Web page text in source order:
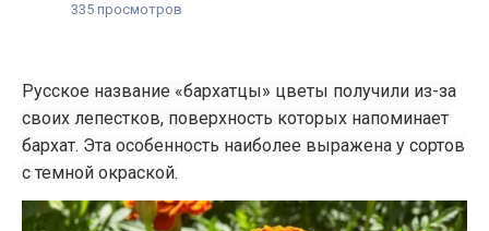
335 просмотров
Русское название «бархатцы» цветы получили из-за
своих лепестков, поверхность которых напоминает
бархат. Эта особенность наиболее выражена у сортов
с темной окраской.